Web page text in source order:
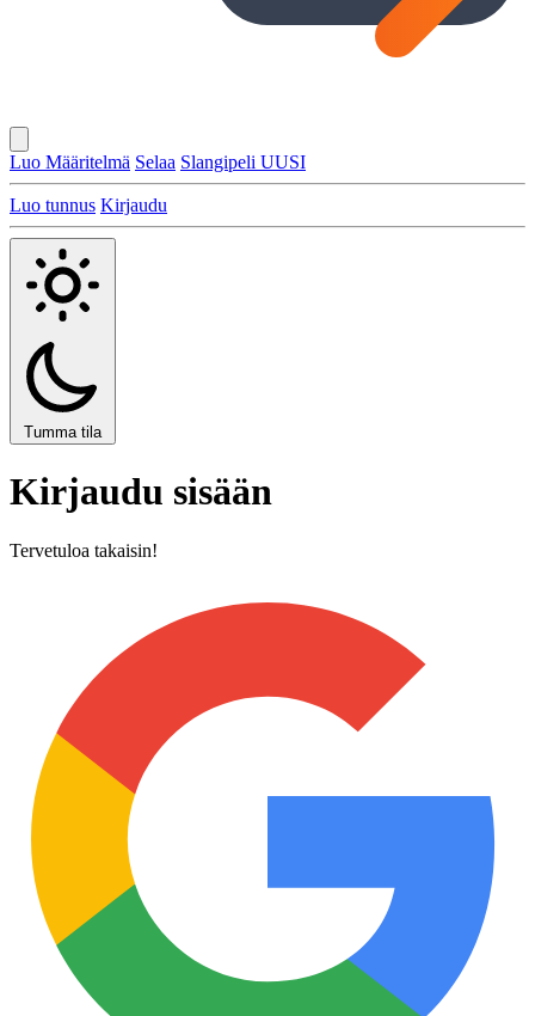
Luo Määritelmä Selaa Slangipeli UUSI
Luo tunnus Kirjaudu
Tumma tila
Kirjaudu sisään
Tervetuloa takaisin!